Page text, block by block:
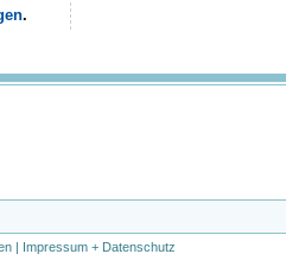
.
| Impressum + Datenschutz